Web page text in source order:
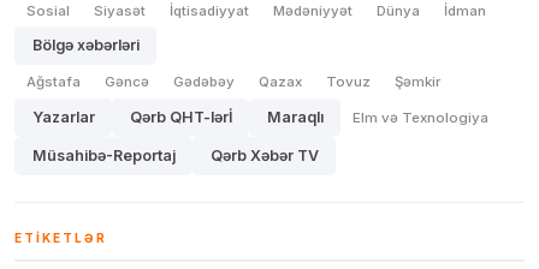
Sosial Siyasət İqtisadiyyat Mədəniyyət Dünya İdman
Bölgə xəbərləri
Ağstafa Gəncə Gədəbəy Qazax Tovuz Şəmkir
Yazarlar Qərb QHT-lərİ Maraqlı Elm və Texnologiya
Müsahibə-Reportaj Qərb Xəbər TV
ETIKETLƏR